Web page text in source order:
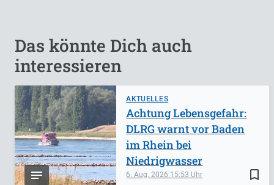
Das könnte Dich auch
interessieren
AKTUELLES
bookmark_border
6. Aug. 2026 15:53
Achtung Lebensgefahr:
DLRG warnt vor Baden
im Rhein bei
Niedrigwasser